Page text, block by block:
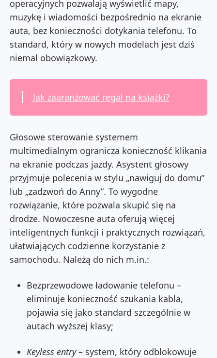
operacyjnych pozwalają wyświetlić mapy,
muzykę i wiadomości bezpośrednio na ekranie
auta, bez konieczności dotykania telefonu. To
standard, który w nowych modelach jest dziś
niemal obowiązkowy.
Jak zaaranżować regał na książki?
Głosowe sterowanie systemem
multimedialnym ogranicza konieczność klikania
na ekranie podczas jazdy. Asystent głosowy
przyjmuje polecenia w stylu „nawiguj do domu”
lub „zadzwoń do Anny”. To wygodne
rozwiązanie, które pozwala skupić się na
drodze. Nowoczesne auta oferują więcej
inteligentnych funkcji i praktycznych rozwiązań,
ułatwiających codzienne korzystanie z
samochodu. Należą do nich m.in.:
Bezprzewodowe ładowanie telefonu –
eliminuje konieczność szukania kabla,
pojawia się jako standard szczególnie w
autach wyższej klasy;
Keyless entry– system, który odblokowuje